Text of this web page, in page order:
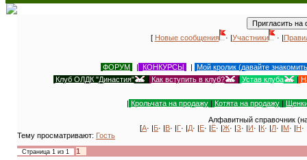
[ Новые сообщения · |Участники · |
ФОРУМ | КОНКУРСЫ | Мой кролик (давайте
Клуб ОЛДК "Династия"
| Как вступить в клуб? | Устав клуба |
| Крольчата на продажу | Котята на продажу |
Алфавитный справочник
[А· |Б· |В· |Г· |Д· |Е· |Ё· |Ж· |З· |И· |К· |Л· |М· |Н·
Тему просматривают: Гость
Страница 1 из 1
1